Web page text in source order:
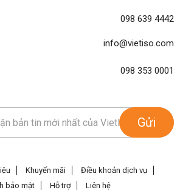
098 639 4442
info@vietiso.com
098 353 0001
Gửi
Khuyến mãi
Điều khoản dịch vụ
bảo mật
Hỗ trợ Liên hệ